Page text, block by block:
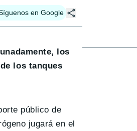
en Google
los
los tanques
público de
jugará en el